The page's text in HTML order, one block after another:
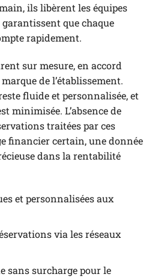
ils libèrent les équipes
que chaque
rapidement.
sur mesure, en accord
de l’établissement.
fluide et personnalisée, et
minimisée. L’absence de
traitées par ces
financier certain, une donnée
dans la rentabilité
et personnalisées aux
via les réseaux
sans surcharge pour le